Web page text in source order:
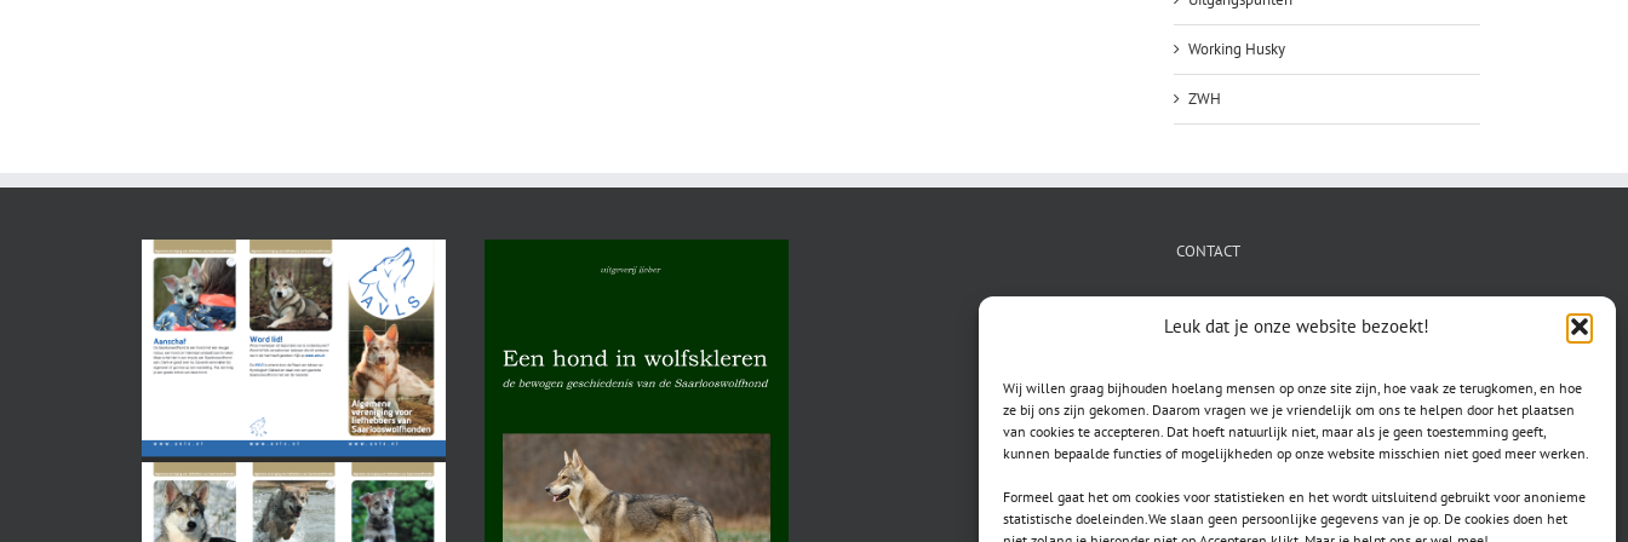
Leuk dat je onze website bezoekt!
Wij willen graag bijhouden hoelang mensen op onze site zijn, hoe vaak ze terugkomen, en hoe
ze bij ons zijn gekomen. Daarom vragen we je vriendelijk om ons te helpen door het plaatsen
van cookies te accepteren. Dat hoeft natuurlijk niet, maar als je geen toestemming geeft,
kunnen bepaalde functies of mogelijkheden op onze website misschien niet goed meer werken.
Formeel gaat het om cookies voor statistieken en het wordt uitsluitend gebruikt voor anonieme
statistische doeleinden.We slaan geen persoonlijke gegevens van je op. De cookies doen het
Working Husky
ZWH
CONTACT